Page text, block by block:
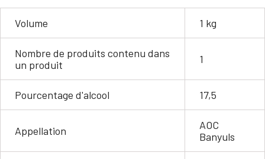
Volume 1 kg
Nombre de produits contenu dans
un produit
1
Pourcentage d'alcool 17,5
Appellation
AOC
Banyuls